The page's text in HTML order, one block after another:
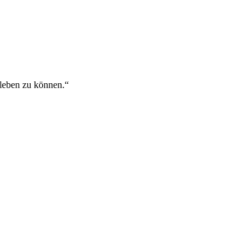
zu können.“